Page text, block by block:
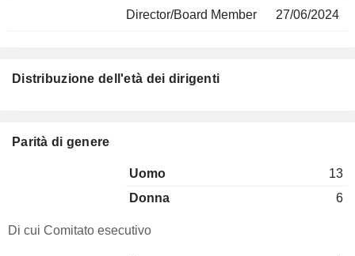
Director/Board Member 27/06/2024
Distribuzione dell'età dei dirigenti
Parità di genere
Uomo
13
Donna
6
Di cui Comitato esecutivo